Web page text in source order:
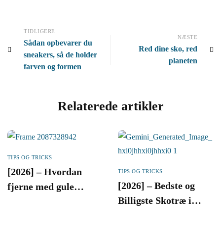
TIDLIGERE
Sådan opbevarer du
sneakers, så de holder
farven og formen
NÆSTE
Red dine sko, red
planeten
Relaterede artikler
TIPS OG TRICKS
[2026] – Hvordan
fjerne med gule
TIPS OG TRICKS
[2026] – Bedste og
Billigste Skotræ i